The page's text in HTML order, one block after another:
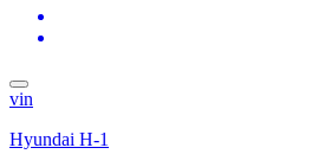
vin
Hyundai H-1